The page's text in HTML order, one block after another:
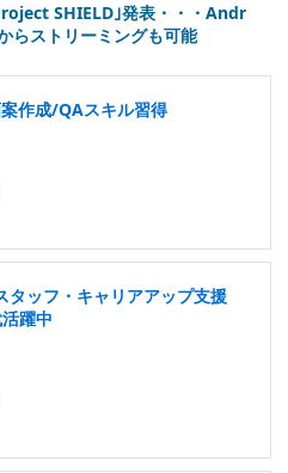
SHIELD｣発表・・・Andr
らストリーミングも可能
作成/QAスキル習得
タッフ・キャリアアップ支援
躍中